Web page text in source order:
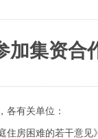
加集资合
各有关单位：
困难的若干意见